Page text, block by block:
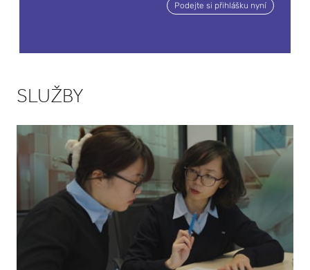
formy
Podejte si přihlášku nyní
SLUŽBY